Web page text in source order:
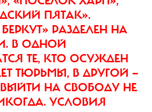
ПЯТАК».
РАЗДЕЛЕН НА
В ОДНОЙ
ТЕ, КТО ОСУЖДЕН
ТЮРЬМЫ, В ДРУГОЙ —
НА СВОБОДУ НЕ
УСЛОВИЯ